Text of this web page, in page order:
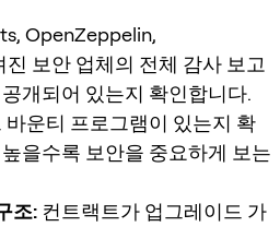
OpenZeppelin,
보안 업체의 전체 감사 보고
개되어 있는지 확인합니다.
바운티 프로그램이 있는지 확
을수록 보안을 중요하게 보는
조: 컨트랙트가 업그레이드 가